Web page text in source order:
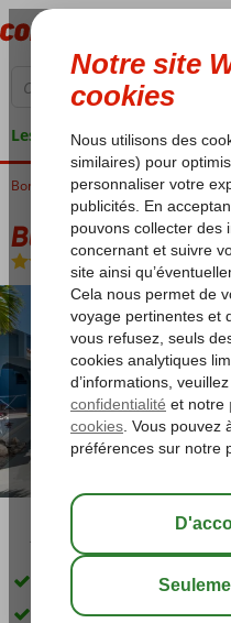
Les garanties de vacances
Bonaire Kralendijk Blue Bonaire
Blue Bonaire
Logement-Hôtel
10:00
Hébergement de style
Proche de la plage et de